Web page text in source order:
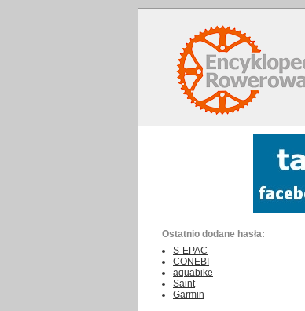
Ostatnio dodane hasła:
S-EPAC
CONEBI
aquabike
Saint
Garmin